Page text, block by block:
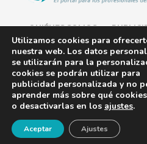
QUIÉNES SOMOS
AVISO LEGAL
POLÍTICA DE COOKIES
POLÍTICA DE PRIVACIDAD
CONTACTO¡Newsletter!
Utilizamos cookies para
nuestra web. Los datos
se utilizarán para la
cookies se podrán utilizar para
publicidad personalizada y no
aprender más sobre qué
o desactivarlas en los ajustes.
Aceptar Ajustes